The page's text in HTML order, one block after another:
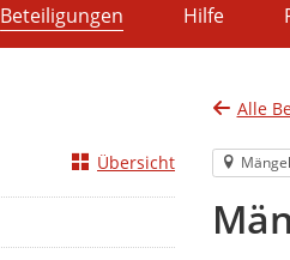
Beteiligungen Hilfe
Alle
Übersicht